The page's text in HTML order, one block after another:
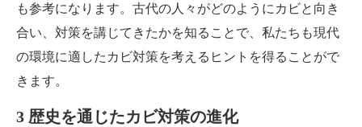
も参考になります。古代の人々がどのようにカビと向き
合い、対策を講じてきたかを知ることで、私たちも現代
の環境に適したカビ対策を考えるヒントを得ることがで
きます。
3 歴史を通じたカビ対策の進化